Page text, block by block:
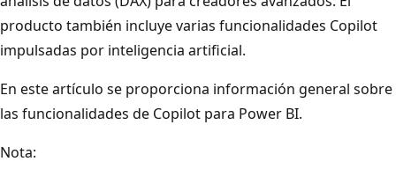
producto también incluye varias funcionalidades Copilot
impulsadas por inteligencia artificial.
En este artículo se proporciona información general sobre
las funcionalidades de Copilot para Power BI.
Nota: